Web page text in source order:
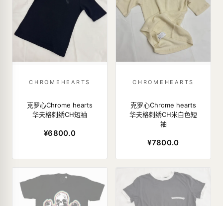
CHROMEHEARTS
克罗心Chrome hearts
华夫格刺绣CH短袖
¥6800.0
CHROMEHEARTS
克罗心Chrome hearts
华夫格刺绣CH米白色短
袖
¥7800.0